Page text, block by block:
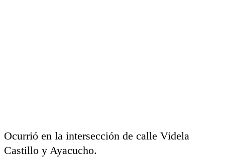
Ocurrió en la intersección de calle Videla
Castillo y Ayacucho.